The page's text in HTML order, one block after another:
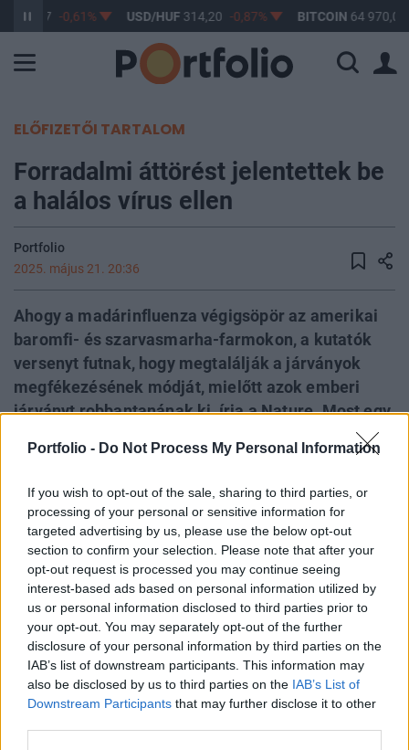
Portfolio - Do Not Process My Personal Information
If you wish to opt-out of the sale, sharing to third parties, or
processing of your personal or sensitive information for
targeted advertising by us, please use the below opt-out
section to confirm your selection. Please note that after your
opt-out request is processed you may continue seeing
interest-based ads based on personal information utilized by
us or personal information disclosed to third parties prior to
your opt-out. You may separately opt-out of the further
disclosure of your personal information by third parties on the
IAB’s list of downstream participants. This information may
also be disclosed by us to third parties on the IAB’s List of
Downstream Participants that may further disclose it to other
363,17 -0,61% USD/HUF 314,20 -0,87% BITCOIN 64 970,01
ELŐFIZETŐI TARTALOM
Forradalmi áttörést jelentettek be
a halálos vírus ellen
Portfolio
2025. május 21. 20:36
Ahogy a madárinfluenza végigsöpör az amerikai
baromfi- és szarvasmarha-farmokon, a kutatók
versenyt futnak, hogy megtalálják a járványok
megfékezésének módját, mielőtt azok emberi
járványt robbantanának ki, írja a Nature. Most egy
tudóscsoport új megközelítést dolgozott ki: az
első mRNS madárinfluenza elleni vakcinát,
Agrárszektor Konferencia 2026Valamennyi „forró”
agrártémával foglalkozik a Portfolio Csoport Agrárszektor
Konferenciája december 1-2-3-án Siófokon. Jelentkezzen
Ön is az év kihagyhatatlan agrárszakmai
csúcsrendezvényére!Információ és jelentkezésA bioRxiv
szerveren ebben a hónapban közzétett korai eredmények
azt mutatják, hogy a kísérleti vakcina erős immunválaszt
vált...
KEDVES OLVASÓNK!